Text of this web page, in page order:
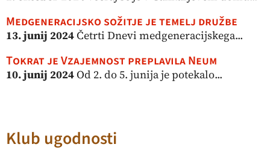
Medgeneracijsko sožitje je temelj družbe
13. junij 2024Četrti Dnevi medgeneracijskega...
Tokrat je Vzajemnost preplavila Neum
10. junij 2024Od 2. do 5. junija je potekalo...
Klub ugodnosti